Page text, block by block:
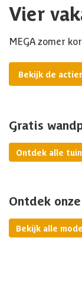
Vier
MEGA zomer
Bekijk de
Gratis
Ontdek alle
Ontdek
Bekijk alle